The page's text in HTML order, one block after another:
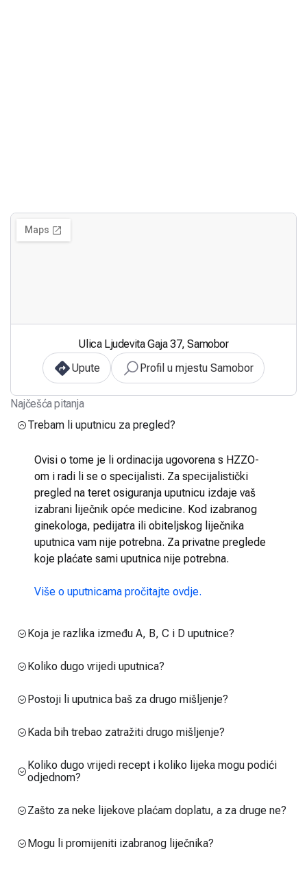
Ulica Ljudevita Gaja 37, Samobor
Upute
Profil u mjestu Samobor
Najčešća pitanja
Trebam li uputnicu za pregled?
Ovisi o tome je li ordinacija ugovorena s HZZO-
om i radi li se o specijalisti. Za specijalistički
pregled na teret osiguranja uputnicu izdaje vaš
izabrani liječnik opće medicine. Kod izabranog
ginekologa, pedijatra ili obiteljskog liječnika
uputnica vam nije potrebna. Za privatne preglede
koje plaćate sami uputnica nije potrebna.
Više o uputnicama pročitajte ovdje.
Koja je razlika između A, B, C i D uputnice?
Koliko dugo vrijedi uputnica?
Postoji li uputnica baš za drugo mišljenje?
Kada bih trebao zatražiti drugo mišljenje?
Koliko dugo vrijedi recept i koliko lijeka mogu podići
odjednom?
Zašto za neke lijekove plaćam doplatu, a za druge ne?
Mogu li promijeniti izabranog liječnika?